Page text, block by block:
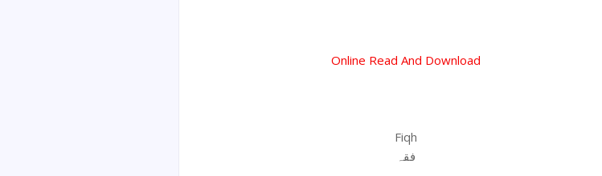
Online Read And Download
Fiqh
فقہ